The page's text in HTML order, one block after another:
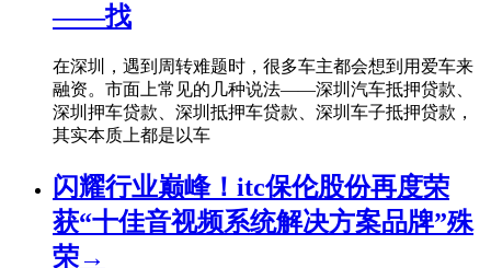
——找
在深圳，遇到周转难题时，很多车主都会想到用爱车来
融资。市面上常见的几种说法——深圳汽车抵押贷款、
深圳押车贷款、深圳抵押车贷款、深圳车子抵押贷款，
其实本质上都是以车
闪耀行业巅峰！itc保伦股份再度荣
获“十佳音视频系统解决方案品牌”殊
荣→